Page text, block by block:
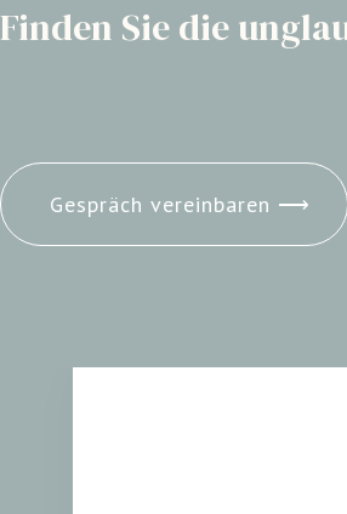
Finden Sie die
Gespräch vereinbaren ⟶